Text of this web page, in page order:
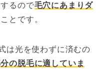
るので毛穴にあまりダ
とです。
は光を使わずに済むの
の脱毛に適していま